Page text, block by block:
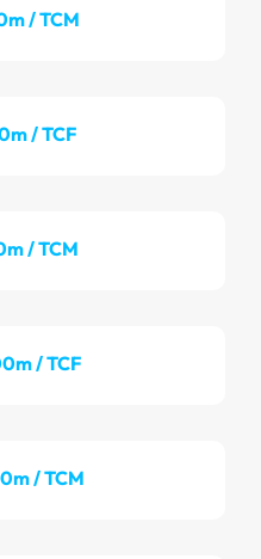
/ TCM
/ TCF
/ TCM
/ TCF
/ TCM